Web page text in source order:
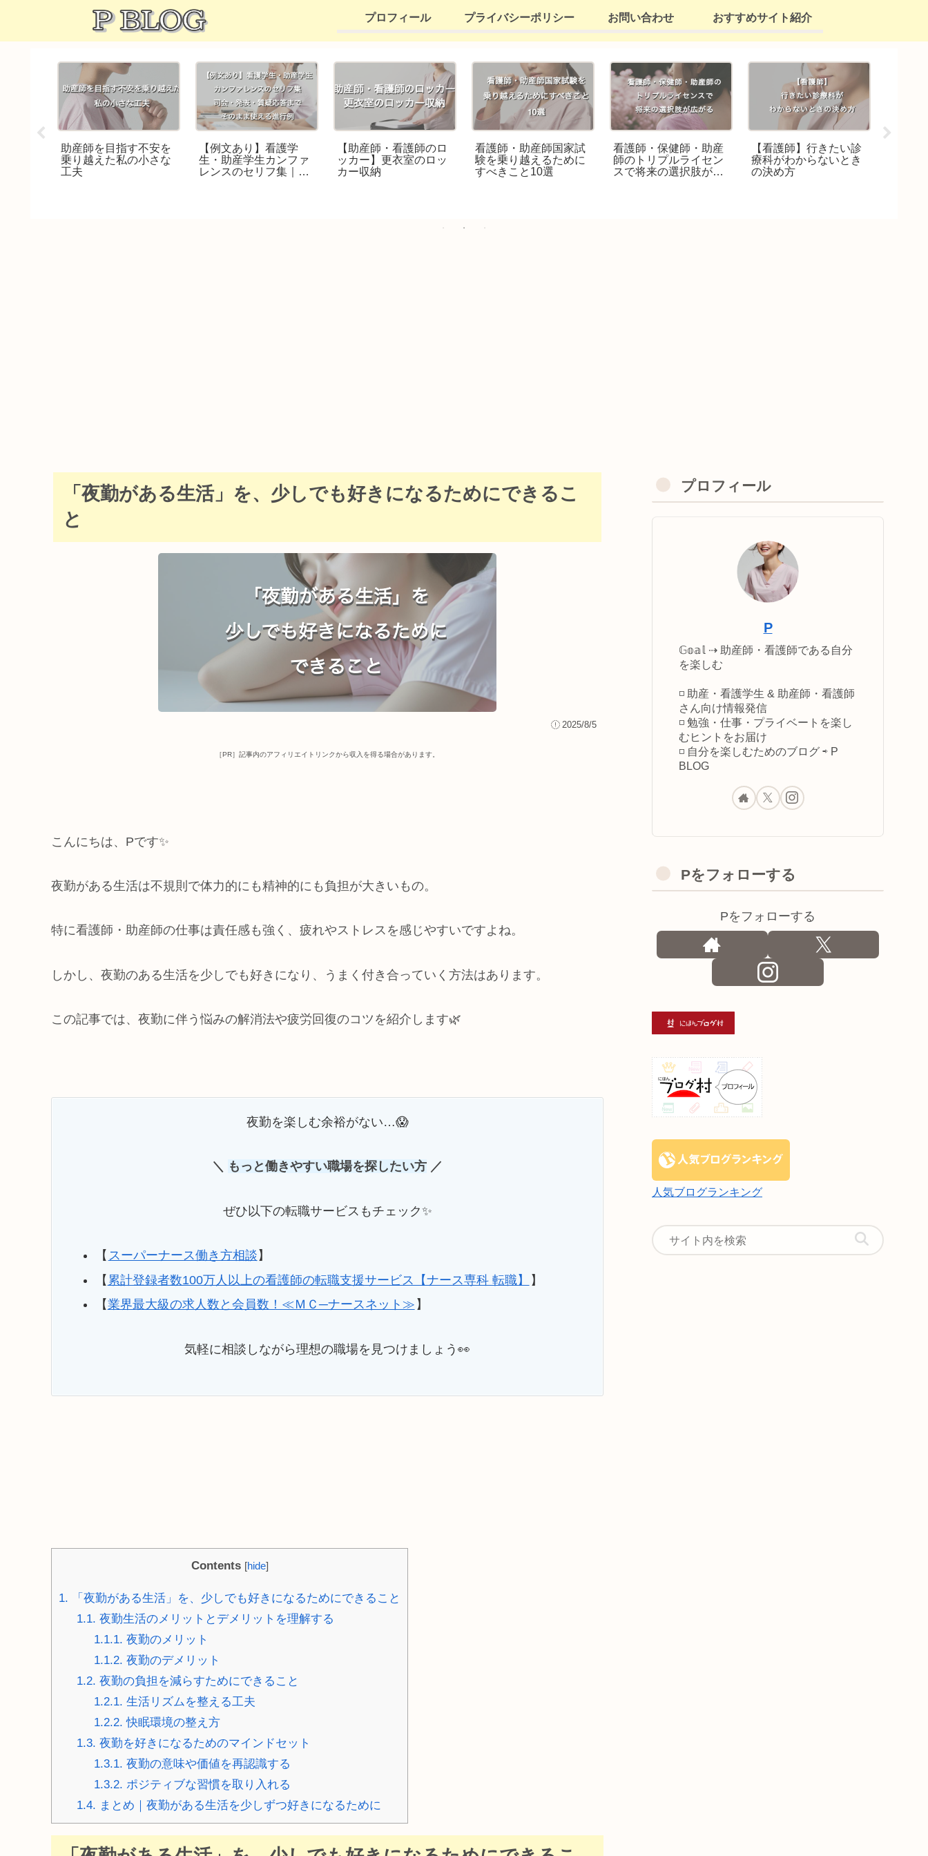
プロフィール プライバシーポリシー お問い合わせ おすすめサイト紹介
助産師を目指す不安を
乗り越えた私の小さな
工夫
【例文あり】看護学
生・助産学生カンファ
レンスのセリフ集｜司
【助産師・看護師のロ
ッカー】更衣室のロッ
カー収納
看護師・助産師国家試
験を乗り越えるために
すべきこと10選
看護師・保健師・助産
師のトリプルライセン
スで将来の選択肢が広
【看護師】行きたい診
療科がわからないとき
の決め方
「夜勤がある生活」を、少しでも好きになるためにできるこ
と
2025/8/5
［PR］記事内のアフィリエイトリンクから収入を得る場合があります
こんにちは、Pです✨
夜勤がある生活は不規則で体力的にも精神的にも負担が大きいもの。
特に看護師・助産師の仕事は責任感も強く、疲れやストレスを感じやすいですよね。
しかし、夜勤のある生活を少しでも好きになり、うまく付き合っていく方法はあります。
この記事では、夜勤に伴う悩みの解消法や疲労回復のコツを紹介します🌿
夜勤を楽しむ余裕がない…😱
＼ もっと働きやすい職場を探したい方 ／
ぜひ以下の転職サービスもチェック✨
【 スーパーナース働き方相談 】
【 累計登録者数100万人以上の看護師の転職支援サービス【ナース専科 転職】
】
【業界最大級の求人数と会員数！≪ＭＣ─ナースネット≫ 】
気軽に相談しながら理想の職場を見つけましょう👀
Contents [hide]
1. 「夜勤がある生活」を、少しでも好きになるためにできること
1.1. 夜勤生活のメリットとデメリットを理解する
1.1.1. 夜勤のメリット
1.1.2. 夜勤のデメリット
1.2. 夜勤の負担を減らすためにできること
1.2.1. 生活リズムを整える工夫
1.2.2. 快眠環境の整え方
1.3. 夜勤を好きになるためのマインドセット
1.3.1. 夜勤の意味や価値を再認識する
1.3.2. ポジティブな習慣を取り入れる
1.4. まとめ｜夜勤がある生活を少しずつ好きになるために
プロフィール
P
𝔾𝕠𝕒𝕝 ⇢ 助産師・看護師である自分
を楽しむ
◽️ 助産・看護学生 & 助産師・看護師
さん向け情報発信
◽️ 勉強・仕事・プライベートを楽し
むヒントをお届け
◽️ 自分を楽しむためのブログ ⇨ P
BLOG
Pをフォローする
Pをフォローする
人気ブログランキング